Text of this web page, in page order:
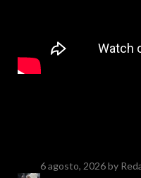
6 agosto, 2026by